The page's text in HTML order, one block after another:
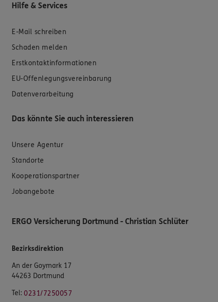
Hilfe & Services
E-Mail schreiben
Schaden melden
Erstkontaktinformationen
EU-Offenlegungsvereinbarung
Datenverarbeitung
Das könnte Sie auch interessieren
Unsere Agentur
Standorte
Kooperationspartner
Jobangebote
ERGO Versicherung Dortmund - Christian Schlüter
Bezirksdirektion
An der Goymark 17
44263 Dortmund
Tel: 0231/7250057